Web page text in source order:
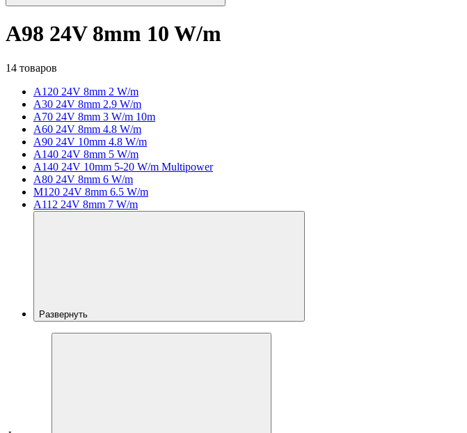
A98 24V 8mm 10 W/m
14 товаров
A120 24V 8mm 2 W/m
A30 24V 8mm 2.9 W/m
A70 24V 8mm 3 W/m 10m
A60 24V 8mm 4.8 W/m
A90 24V 10mm 4.8 W/m
A140 24V 8mm 5 W/m
A140 24V 10mm 5-20 W/m Multipower
A80 24V 8mm 6 W/m
M120 24V 8mm 6.5 W/m
A112 24V 8mm 7 W/m
Развернуть